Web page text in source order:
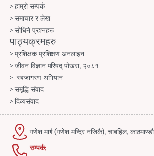
हाम्रो सम्पर्क
समाचार र लेख
सोधिने प्रश्नहरू
पाठ्यक्रमहरु
प्रशिक्षक प्रशिक्षण अनलाइन
जीवन विज्ञान परिषद् पोखरा, २०८१
स्वजागरण अभियान
समृद्धि संवाद
दिव्यसंवाद
गणेश मार्ग (गणेश मन्दिर नजिकै), चाबहिल, काठमाण्डौ
सम्पर्क: